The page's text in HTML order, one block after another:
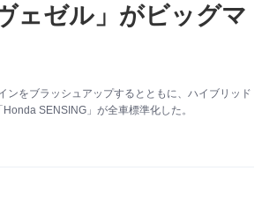
ェゼル」がビッグマ
をブラッシュアップするとともに、ハイブリッド
SENSING」が全車標準化した。